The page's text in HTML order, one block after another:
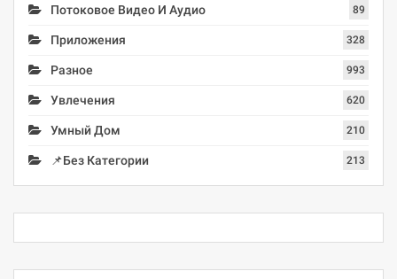
Потоковое Видео И Аудио 89
Приложения 328
Разное 993
Увлечения 620
Умный Дом 210
📌Без Категории 213